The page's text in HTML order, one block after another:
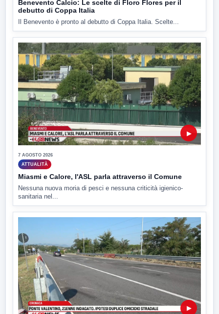
Benevento Calcio: Le scelte di Floro Flores per il
debutto di Coppa Italia
Il Benevento è pronto al debutto di Coppa Italia. Scelte...
▶
7 AGOSTO 2026
ATTUALITÀ
Miasmi e Calore, l'ASL parla attraverso il Comune
Nessuna nuova moria di pesci e nessuna criticità igienico-
sanitaria nel...
▶